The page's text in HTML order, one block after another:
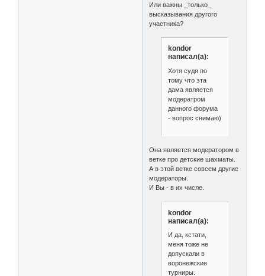
Или важны _только_
высказывания другого
участника?
kondor
написал(а):
Хотя судя по
тому что эта
дама является
модератром
данного форума
- вопрос снимаю)
Она является модератором в
ветке про детские шахматы.
А в этой ветке совсем другие
модераторы.
И Вы - в их числе.
kondor
написал(а):
И да, кстати,
меня тоже не
допускали в
воронежские
турниры.